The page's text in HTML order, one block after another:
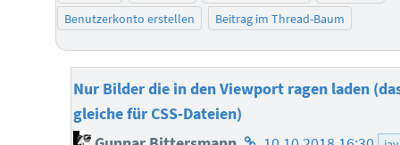
Benutzerkonto erstellen
Beitrag im Thread-Baum
Nur Bilder die in den Viewport ragen laden
gleiche für CSS-Dateien)
Homepage